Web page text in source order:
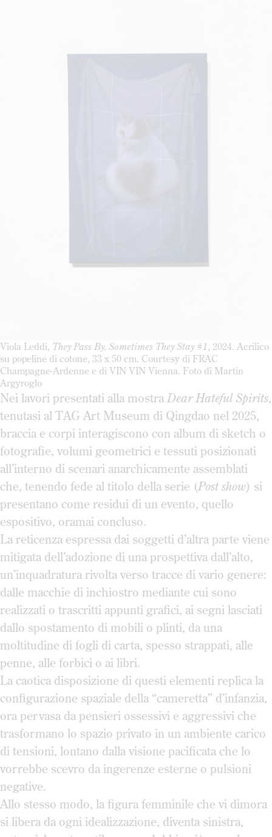
Viola Leddi, They Pass By, Sometimes They Stay #1, 2024. Acrilico
su popeline di cotone, 33 x 50 cm. Courtesy di FRAC
Champagne-Ardenne e di VIN VIN Vienna. Foto di Martin
Argyroglo
Nei lavori presentati alla mostra Dear Hateful Spirits,
tenutasi al TAG Art Museum di Qingdao nel 2025,
braccia e corpi interagiscono con album di sketch o
fotografie, volumi geometrici e tessuti posizionati
all’interno di scenari anarchicamente assemblati
che, tenendo fede al titolo della serie (Post show) si
presentano come residui di un evento, quello
espositivo, oramai concluso.
La reticenza espressa dai soggetti d’altra parte viene
mitigata dell’adozione di una prospettiva dall’alto,
un’inquadratura rivolta verso tracce di vario genere:
dalle macchie di inchiostro mediante cui sono
realizzati o trascritti appunti grafici, ai segni lasciati
dallo spostamento di mobili o plinti, da una
moltitudine di fogli di carta, spesso strappati, alle
penne, alle forbici o ai libri.
La caotica disposizione di questi elementi replica la
configurazione spaziale della “cameretta” d’infanzia,
ora pervasa da pensieri ossessivi e aggressivi che
trasformano lo spazio privato in un ambiente carico
di tensioni, lontano dalla visione pacificata che lo
vorrebbe scevro da ingerenze esterne o pulsioni
negative.
Allo stesso modo, la figura femminile che vi dimora
si libera da ogni idealizzazione, diventa sinistra,